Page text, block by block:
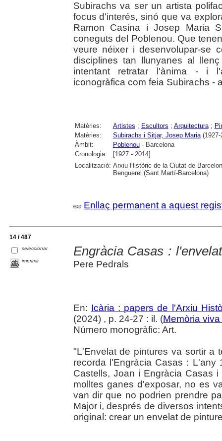
Subirachs va ser un artista
focus d'interés, sinó que va
Ramon Casina i Josep Maria
coneguts del Poblenou. Que
veure néixer i desenvolupar-se
disciplines tan llunyanes al
intentant retratar l'ànima - i
iconogràfica com feia Subirachs -
Matèries: Artistes ; Escultors ; Arquitectura;
Matèries:
Subirachs i Sitjar, Josep Maria(1927-
Àmbit:
Poblenou- Barcelona
Cronologia:
[1927 - 2014]
Localització: Arxiu Històric de la Ciutat de
Benguerel (Sant Martí-Barcelona)
Enllaç permanent a aquest
14 / 487
seleccionar
imprimir
Engràcia Casas :
Pere Pedrals
En: Icària : papers de l'Arxiu
(2024) , p. 24-27 : il. (Memòria
Número monogràfic: Art.
"L'Envelat de pintures va sortir a
recorda l'Engràcia Casas : L'any
Castells, Joan i Engràcia Casas
molltes ganes d'exposar, no es
van dir que no podrien prendre
Major i, després de diversos
original: crear un envelat de